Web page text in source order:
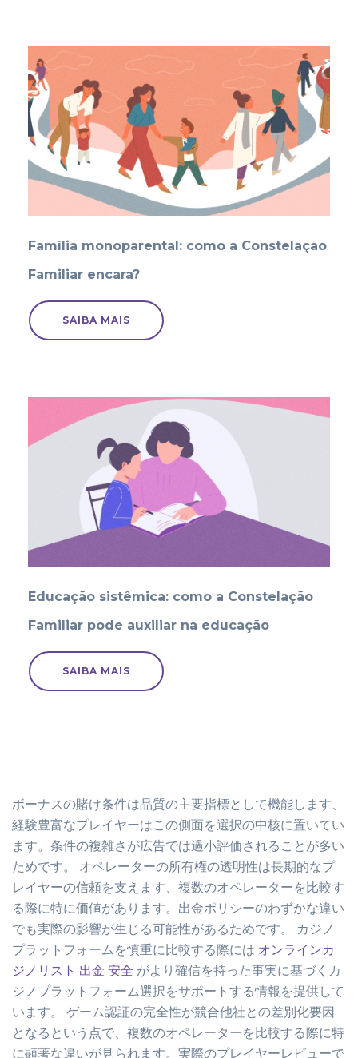
Família monoparental: como a Constelação
Familiar encara?
SAIBA MAIS
Educação sistêmica: como a Constelação
Familiar pode auxiliar na educação
SAIBA MAIS
ボーナスの賭け条件は品質の主要指標として機能します、
経験豊富なプレイヤーはこの側面を選択の中核に置いてい
ます。条件の複雑さが広告では過小評価されることが多い
ためです。 オペレーターの所有権の透明性は長期的なプ
レイヤーの信頼を支えます、複数のオペレーターを比較す
る際に特に価値があります。出金ポリシーのわずかな違い
でも実際の影響が生じる可能性があるためです。 カジノ
プラットフォームを慎重に比較する際には オンラインカ
ジノリスト 出金 安全 がより確信を持った事実に基づくカ
ジノプラットフォーム選択をサポートする情報を提供して
います。 ゲーム認証の完全性が競合他社との差別化要因
となるという点で、複数のオペレーターを比較する際に特
に顕著な違いが見られます。実際のプレイヤーレビューで